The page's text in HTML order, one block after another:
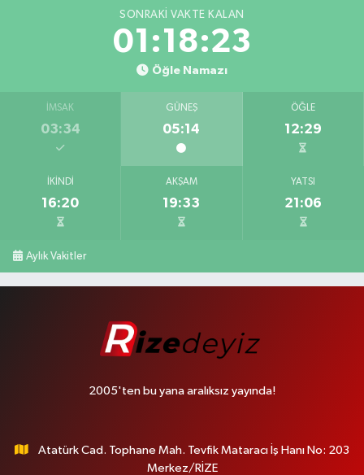
SONRAKI VAKTE KALAN
01:18:23
Öğle Namazı
İMSAK
03:34
GÜNEŞ
05:14
ÖĞLE
12:29
İKINDI
16:20
AKŞAM
19:33
YATSI
21:06
Aylık Vakitler
2005'ten bu yana aralıksız yayında!
Atatürk Cad. Tophane Mah. Tevfik Mataracı İş Hanı No: 203
Merkez/RİZE